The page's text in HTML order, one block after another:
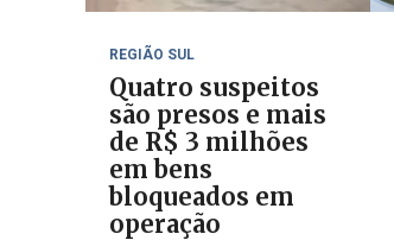
REGIÃO SUL
Quatro suspeitos
são presos e mais
de R$ 3 milhões
em bens
bloqueados em
operação